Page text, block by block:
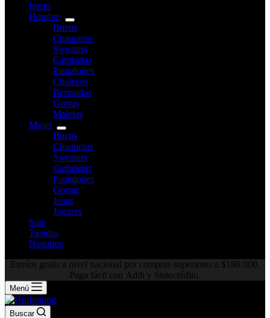
Inicio
Hombre
Buzos
Chaquetas
Sweaters
Camisetas
Pantalones
Chalecos
Bermudas
Gorras
Maletas
Mujer
Buzos
Chaquetas
Sweaters
Camisetas
Pantalones
Gorras
Jeans
Joggers
Sale
Tiendas
Nosotros
Envíos gratis a nivel nacional por compras superiores a $180.000.
Paga fácil con Addi y Sistecrédito.
Menú
Buscar